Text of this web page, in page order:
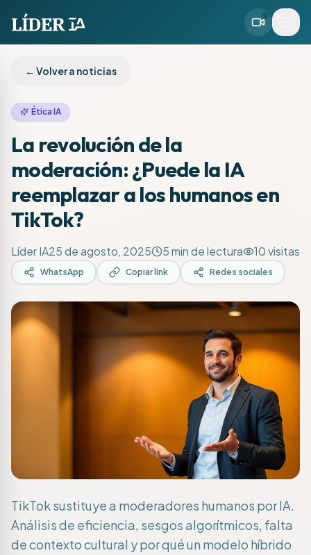
← Volver a noticias
Ética IA
La revolución de la
moderación: ¿Puede la IA
reemplazar a los humanos en
TikTok?
Líder IA25 de agosto, 2025 5min de lectura 10visitas
WhatsApp Copiar link Redes sociales
TikTok sustituye a moderadores humanos por IA.
Análisis de eficiencia, sesgos algorítmicos, falta
de contexto cultural y por qué un modelo híbrido